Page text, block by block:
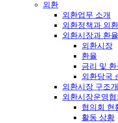
외환
외환업무 소개
외환정책과 외
외환시장과 환율
외환시장
환율
금리 및
외환당국
외환시장 구조
외환시장운영협
협의회 현
활동 상황